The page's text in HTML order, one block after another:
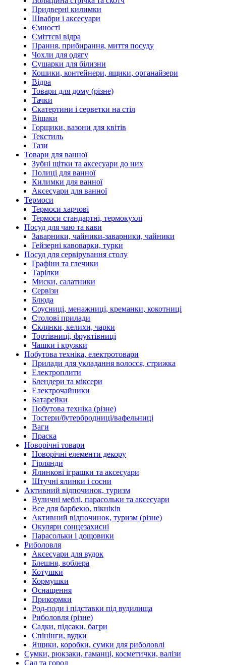
Придверні килимки
Швабри і аксесуари
Ємності
Сміттєві відра
Прання, прибирання, миття посуду
Чохли для одягу
Сушарки для білизни
Кошики, контейнери, ящики, органайзери
Відра
Товари для дому (різне)
Тачки
Скатертини і серветки на стіл
Вішаки
Горщики, вазони для квітів
Текстиль
Тази
Товари для ванної
Зубні щітки та аксесуари до них
Полиці для ванної
Килимки для ванної
Аксесуари для ванної
Термоси
Термоси харчові
Термоси стандартні, термокухлі
Посуд для чаю та кави
Заварники, чайники-заварники, чайники
Гейзерні кавоварки, турки
Посуд для сервірування столу
Графіни та глечики
Тарілки
Миски, салатники
Сервізи
Блюда
Соусниці, менажниці, креманки, кокотниці
Столові прилади
Склянки, келихи, чарки
Тортівниці, фруктівниці
Чашки і кружки
Побутова техніка, електротовари
Прилади для укладання волосся, стрижка
Електроплити
Блендери та міксери
Електрочайники
Батарейки
Побутова техніка (різне)
Тостери/бутербродниці/вафельниці
Ваги
Праска
Новорічні товари
Новорічні елементи декору
Гірлянди
Ялинкові іграшки та аксесуари
Штучні ялинки і сосни
Активний відпочинок, туризм
Вуличні меблі, парасольки та аксесуари
Все для барбекю, пікніків
Активний відпочинок, туризм (різне)
Окуляри сонцезахисні
Парасольки і дощовики
Риболовля
Аксесуари для вудок
Блешня, воблера
Котушки
Кормушки
Оснащення
Прикормки
Род-поди і підставки під вудилища
Риболовля (різне)
Садки, підсаки, багри
Спінінги, вудки
Ящики, коробки, сумки для риболовлі
Сумки, рюкзаки, гаманці, косметички, валізи
Сад та город